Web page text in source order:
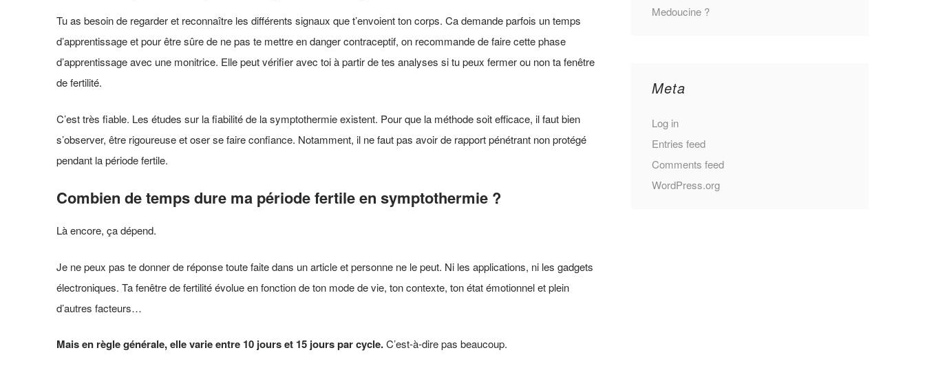
Tu as besoin de regarder et reconnaître les différents signaux que t’envoient ton corps. Ca demande parfois un temps
d’apprentissage et pour être sûre de ne pas te mettre en danger contraceptif, on recommande de faire cette phase
d’apprentissage avec une monitrice. Elle peut vérifier avec toi à partir de tes analyses si tu peux fermer ou non ta fenêtre
de fertilité.
C’est très fiable. Les études sur la fiabilité de la symptothermie existent. Pour que la méthode soit efficace, il faut bien
s’observer, être rigoureuse et oser se faire confiance. Notamment, il ne faut pas avoir de rapport pénétrant non protégé
pendant la période fertile.
Combien de temps dure ma période fertile en symptothermie ?
Là encore, ça dépend.
Je ne peux pas te donner de réponse toute faite dans un article et personne ne le peut. Ni les applications, ni les gadgets
électroniques. Ta fenêtre de fertilité évolue en fonction de ton mode de vie, ton contexte, ton état émotionnel et plein
d’autres facteurs…
Mais en règle générale, elle varie entre 10 jours et 15 jours par cycle.C’est-à-dire pas beaucoup.
Medoucine ?
Meta
Log in
Entries feed
Comments feed
WordPress.org